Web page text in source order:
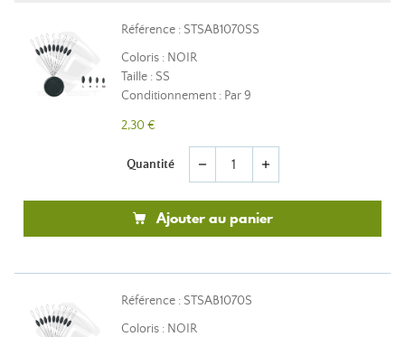
Référence : STSAB1070SS
Coloris : NOIR
Taille : SS
Conditionnement : Par 9
2,30 €
Quantité remove add
Ajouter au panier
Référence : STSAB1070S
Coloris : NOIR